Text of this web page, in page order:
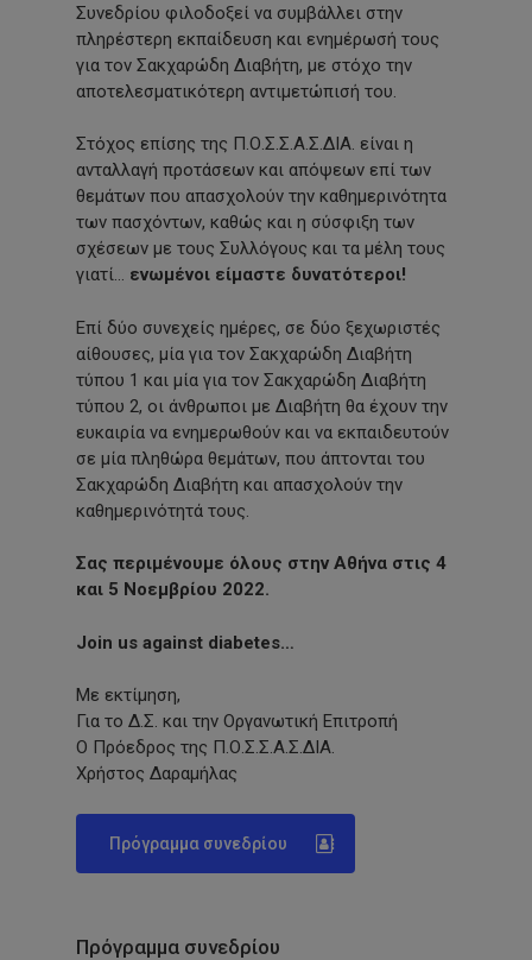
Συνεδρίου φιλοδοξεί να συμβάλλει στην
πληρέστερη εκπαίδευση και ενημέρωσή τους
για τον Σακχαρώδη Διαβήτη, με στόχο την
αποτελεσματικότερη αντιμετώπισή του.
Στόχος επίσης της Π.Ο.Σ.Σ.Α.Σ.ΔΙΑ. είναι η
ανταλλαγή προτάσεων και απόψεων επί των
θεμάτων που απασχολούν την καθημερινότητα
των πασχόντων, καθώς και η σύσφιξη των
σχέσεων με τους Συλλόγους και τα μέλη τους
γιατί… ενωμένοι είμαστε δυνατότεροι!
Επί δύο συνεχείς ημέρες, σε δύο ξεχωριστές
αίθουσες, μία για τον Σακχαρώδη Διαβήτη
τύπου 1 και μία για τον Σακχαρώδη Διαβήτη
τύπου 2, οι άνθρωποι με Διαβήτη θα έχουν την
ευκαιρία να ενημερωθούν και να εκπαιδευτούν
σε μία πληθώρα θεμάτων, που άπτονται του
Σακχαρώδη Διαβήτη και απασχολούν την
καθημερινότητά τους.
Σας περιμένουμε όλους στην Αθήνα στις 4
και 5 Νοεμβρίου 2022.
Join us against diabetes…
Με εκτίμηση,
Για το Δ.Σ. και την Οργανωτική Επιτροπή
Ο Πρόεδρος της Π.Ο.Σ.Σ.Α.Σ.ΔΙΑ.
Χρήστος Δαραμήλας
Πρόγραμμα συνεδρίου
Πρόγραμμα συνεδρίου